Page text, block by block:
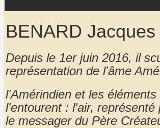
BENARD Jacques
Depuis le 1er juin 2016, il
représentation de l'âme
l'Amérindien et les éléments
l'entourent : l'air, représenté
le messager du Père